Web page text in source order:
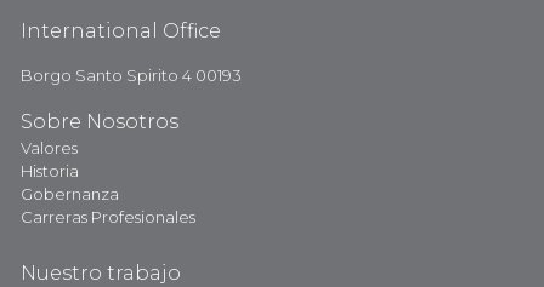
International Office
Borgo Santo Spirito 4 00193
Sobre Nosotros
Valores
Historia
Gobernanza
Carreras Profesionales
Nuestro trabajo